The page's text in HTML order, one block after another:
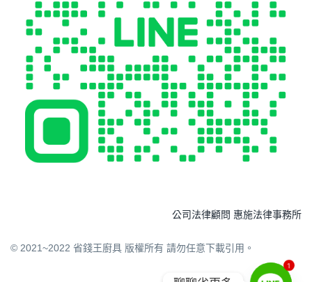
© 2021~2022 省錢王廚具 版權所有 請勿任意下載引用。
公司法律顧問 惠施法律事務所